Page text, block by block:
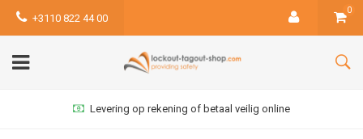
+3110 822 44 00
0
Levering op rekening of betaal veilig online